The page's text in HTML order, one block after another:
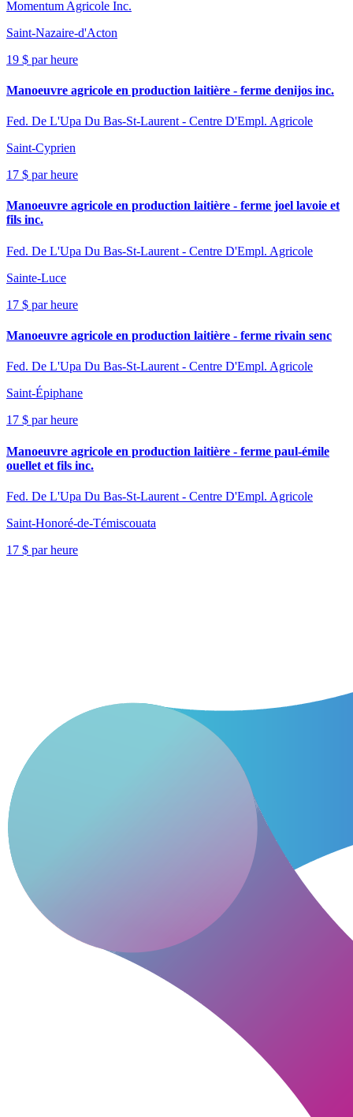
Momentum Agricole Inc.
Saint-Nazaire-d'Acton
19 $ par heure
Manoeuvre agricole en production laitière - ferme denijos inc.
Fed. De L'Upa Du Bas-St-Laurent - Centre D'Empl. Agricole
Saint-Cyprien
17 $ par heure
Manoeuvre agricole en production laitière - ferme joel lavoie et
fils inc.
Fed. De L'Upa Du Bas-St-Laurent - Centre D'Empl. Agricole
Sainte-Luce
17 $ par heure
Manoeuvre agricole en production laitière - ferme rivain senc
Fed. De L'Upa Du Bas-St-Laurent - Centre D'Empl. Agricole
Saint-Épiphane
17 $ par heure
Manoeuvre agricole en production laitière - ferme paul-émile
ouellet et fils inc.
Fed. De L'Upa Du Bas-St-Laurent - Centre D'Empl. Agricole
Saint-Honoré-de-Témiscouata
17 $ par heure